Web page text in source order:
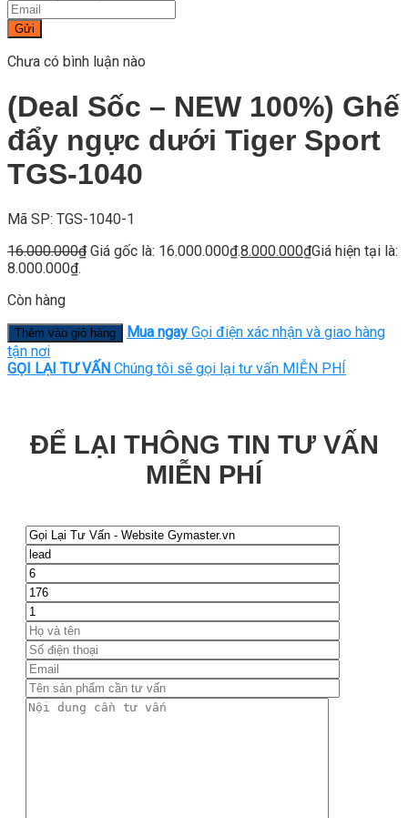
Gửi
Chưa có bình luận nào
(Deal Sốc – NEW 100%) Ghế
đẩy ngực dưới Tiger Sport
TGS-1040
Mã SP: TGS-1040-1
16.000.000₫ Giá gốc là: 16.000.000₫.8.000.000₫Giá hiện tại là:
8.000.000₫.
Còn hàng
Thêm vào giỏ hàng Mua ngay Gọi điện xác nhận và giao hàng
tận nơi
GỌI LẠI TƯ VẤN Chúng tôi sẽ gọi lại tư vấn MIỄN PHÍ
ĐỂ LẠI THÔNG TIN TƯ VẤN
MIỄN PHÍ